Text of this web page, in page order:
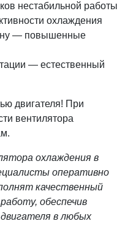
нестабильной работы
охлаждения
— повышенные
— естественный
двигателя! При
вентилятора
охлаждения в
оперативно
качественный
обеспечив
в любых